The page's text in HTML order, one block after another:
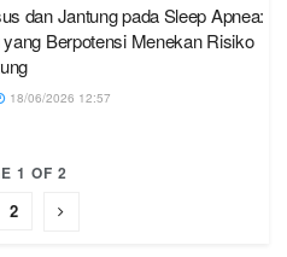
dan Jantung pada Sleep Apnea:
Berpotensi Menekan Risiko
18/06/2026 12:57
1 OF 2
2